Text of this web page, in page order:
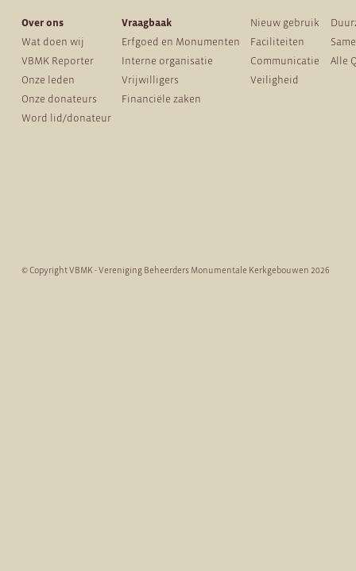
Over ons
Wat doen wij
VBMK Reporter
Onze leden
Onze donateurs
Word lid/donateur
Vraagbaak
Erfgoed en Monumenten
Interne organisatie
Vrijwilligers
Financiële zaken
Nieuw gebruik
Faciliteiten
Communicatie
Veiligheid
Alle
© Copyright VBMK - Vereniging Beheerders Monumentale Kerkgebouwen 2026